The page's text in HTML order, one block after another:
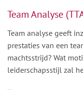
Team Analyse
Team analyse geeft
prestaties van een
machtsstrijd? Wat
leiderschapsstijl zal